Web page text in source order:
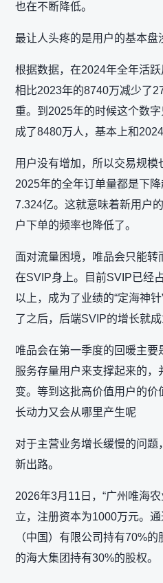
也在不断降低。
最让人头疼的是用户的基本盘
根据数据，在2024年全年活跃
相比2023年的8740万减少了
重。到2025年的时候这个数
成了8480万人，基本上和
用户没有增加，所以交易规模
2025年的全年订单量都是下
7.324亿。这就意味着新用户
户下单的频率也降低了。
面对流量困境，唯品会只能
在SVIP身上。目前SVIP已经
以上，成为了业绩的“定海神
了之后，后端SVIP的增长就成
唯品会在第一季度的回暖主
服务存量用户来支撑起来的
变。等到这批高价值用户的
长动力又会从哪里产生呢
对于主营业务增长缓慢的问
新出路。
2026年3月11日，“广州唯海
立，注册资本为1000万元。
（中国）有限公司持有70%
的海大集团持有30%的股权。